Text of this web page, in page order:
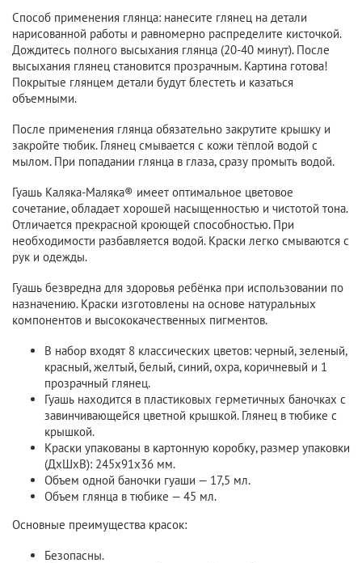
Способ применения глянца: нанесите глянец на детали
нарисованной работы и равномерно распределите кисточкой.
Дождитесь полного высыхания глянца (20-40 минут). После
высыхания глянец становится прозрачным. Картина готова!
Покрытые глянцем детали будут блестеть и казаться
объемными.
После применения глянца обязательно закрутите крышку и
закройте тюбик. Глянец смывается с кожи тёплой водой с
мылом. При попадании глянца в глаза, сразу промыть водой.
Гуашь Каляка-Маляка® имеет оптимальное цветовое
сочетание, обладает хорошей насыщенностью и чистотой тона.
Отличается прекрасной кроющей способностью. При
необходимости разбавляется водой. Краски легко смываются с
рук и одежды.
Гуашь безвредна для здоровья ребёнка при использовании по
назначению. Краски изготовлены на основе натуральных
компонентов и высококачественных пигментов.
В набор входят 8 классических цветов: черный, зеленый,
красный, желтый, белый, синий, охра, коричневый и 1
прозрачный глянец.
Гуашь находится в пластиковых герметичных баночках с
завинчивающейся цветной крышкой. Глянец в тюбике с
крышкой.
Краски упакованы в картонную коробку, размер упаковки
(ДxШxВ): 245х91х36 мм.
Объем одной баночки гуаши — 17,5 мл.
Объем глянца в тюбике — 45 мл.
Основные преимущества красок:
Безопасны.